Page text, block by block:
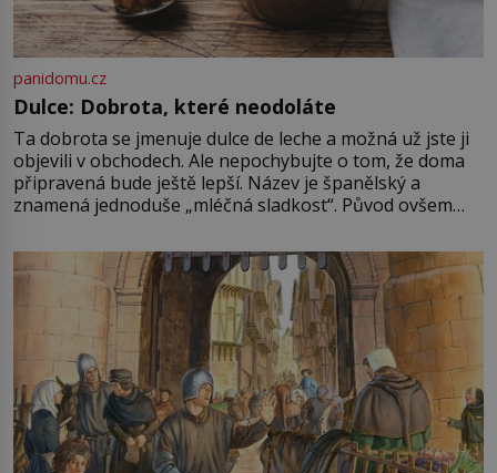
panidomu.cz
Dulce: Dobrota, které neodoláte
Ta dobrota se jmenuje dulce de leche a možná už jste ji
objevili v obchodech. Ale nepochybujte o tom, že doma
připravená bude ještě lepší. Název je španělský a
znamená jednoduše „mléčná sladkost“. Původ ovšem
pře hned několik latinskoamerických zemí a k tomu
Francie, kde se traduje,